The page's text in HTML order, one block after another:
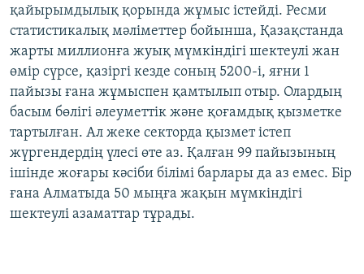
қайырымдылық қорында жұмыс істейді. Ресми
статистикалық мәліметтер бойынша, Қазақстанда
жарты миллионға жуық мүмкіндігі шектеулі жан
өмір сүрсе, қазіргі кезде соның 5200-і, яғни 1
пайызы ғана жұмыспен қамтылып отыр. Олардың
басым бөлігі әлеуметтік және қоғамдық қызметке
тартылған. Ал жеке секторда қызмет істеп
жүргендердің үлесі өте аз. Қалған 99 пайызының
ішінде жоғары кәсіби білімі барлары да аз емес. Бір
ғана Алматыда 50 мыңға жақын мүмкіндігі
шектеулі азаматтар тұрады.